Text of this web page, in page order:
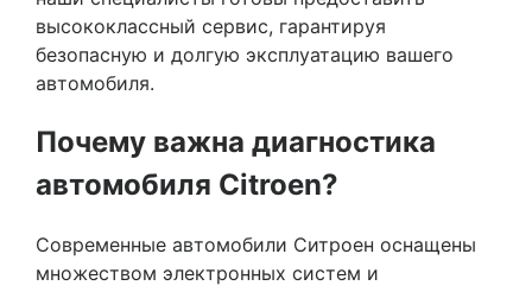
высококлассный сервис, гарантируя
безопасную и долгую эксплуатацию вашего
автомобиля.
Почему важна диагностика
автомобиля Citroen?
Современные автомобили Ситроен оснащены
множеством электронных систем и